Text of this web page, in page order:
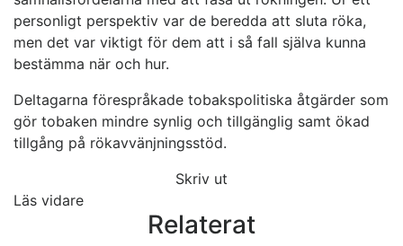
personligt perspektiv var de beredda att sluta röka,
men det var viktigt för dem att i så fall själva kunna
bestämma när och hur.
Deltagarna förespråkade tobakspolitiska åtgärder som
gör tobaken mindre synlig och tillgänglig samt ökad
tillgång på rökavvänjningsstöd.
Skriv ut
Läs vidare
Relaterat